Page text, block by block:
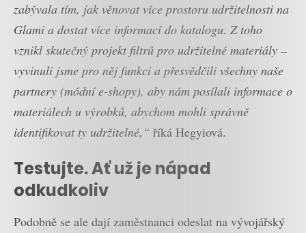
zabývala tím, jak věnovat více prostoru udržitelnosti na
Glami a dostat více informací do katalogu. Z toho
vznikl skutečný projekt filtrů pro udržitelné materiály –
vyvinuli jsme pro něj funkci a přesvědčili všechny naše
partnery (módní e-shopy), aby nám posílali informace o
materiálech u výrobků, abychom mohli správně
identifikovat ty udržitelné,“ říká Hegyiová.
Testujte. Ať už je nápad
odkudkoliv
Podobně se ale dají zaměstnanci odeslat na vývojářský